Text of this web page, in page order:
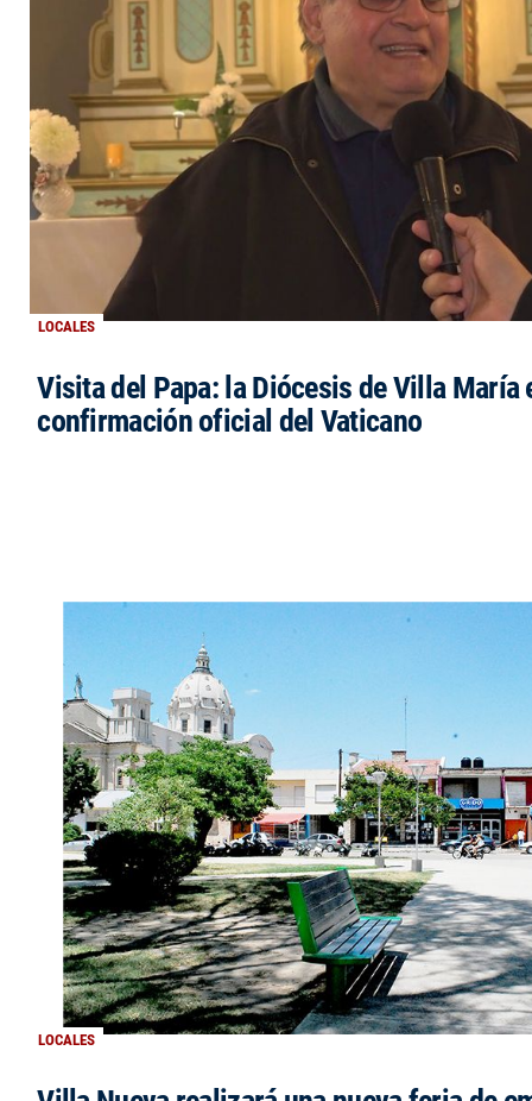
LOCALES
Visita del Papa: la Diócesis de Villa María
confirmación oficial del Vaticano
LOCALES